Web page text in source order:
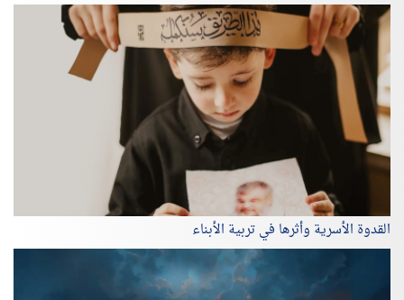
القدوة الأسرية وأثرها في تربية الأبناء